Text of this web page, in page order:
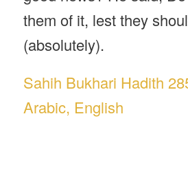
them of it, lest they
(absolutely).
Sahih Bukhari Hadith
Arabic, English